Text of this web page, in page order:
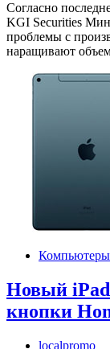
Согласно
KGI Securities
проблемы с
наращивают
Новый
кнопки
localpromo